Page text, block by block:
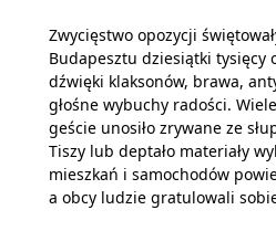
Zwycięstwo opozycji
Budapesztu dziesiątki tysięcy
dźwięki klaksonów, brawa,
głośne wybuchy radości.
geście unosiło zrywane ze
Tiszy lub deptało materiały
mieszkań i samochodów
a obcy ludzie gratulowali